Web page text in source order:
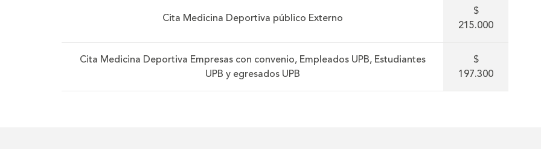
Cita Medicina Deportiva público Externo
$
215.000
Cita Medicina Deportiva Empresas con convenio, Empleados UPB, Estudiantes
UPB y egresados UPB
$
197.300